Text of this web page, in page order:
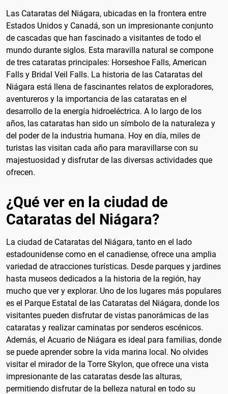
Las Cataratas del Niágara, ubicadas en la frontera entre
Estados Unidos y Canadá, son un impresionante conjunto
de cascadas que han fascinado a visitantes de todo el
mundo durante siglos. Esta maravilla natural se compone
de tres cataratas principales: Horseshoe Falls, American
Falls y Bridal Veil Falls. La historia de las Cataratas del
Niágara está llena de fascinantes relatos de exploradores,
aventureros y la importancia de las cataratas en el
desarrollo de la energía hidroeléctrica. A lo largo de los
años, las cataratas han sido un símbolo de la naturaleza y
del poder de la industria humana. Hoy en día, miles de
turistas las visitan cada año para maravillarse con su
majestuosidad y disfrutar de las diversas actividades que
ofrecen.
¿Qué ver en la ciudad de
Cataratas del Niágara?
La ciudad de Cataratas del Niágara, tanto en el lado
estadounidense como en el canadiense, ofrece una amplia
variedad de atracciones turísticas. Desde parques y jardines
hasta museos dedicados a la historia de la región, hay
mucho que ver y explorar. Uno de los lugares más populares
es el Parque Estatal de las Cataratas del Niágara, donde los
visitantes pueden disfrutar de vistas panorámicas de las
cataratas y realizar caminatas por senderos escénicos.
Además, el Acuario de Niágara es ideal para familias, donde
se puede aprender sobre la vida marina local. No olvides
visitar el mirador de la Torre Skylon, que ofrece una vista
impresionante de las cataratas desde las alturas,
permitiendo disfrutar de la belleza natural en todo su